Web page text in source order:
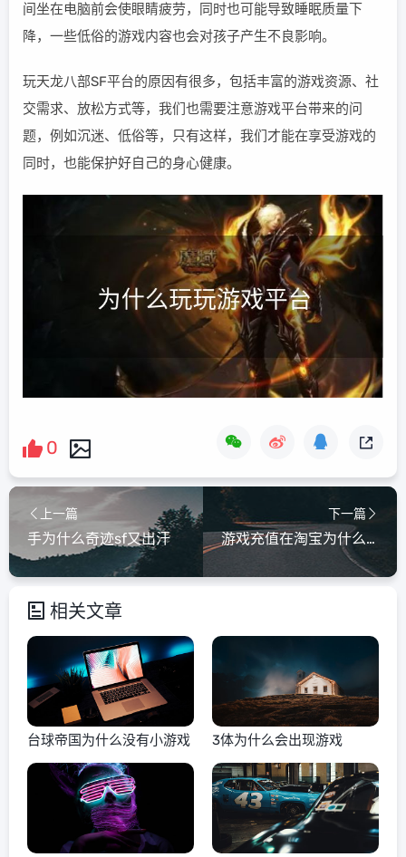
间坐在电脑前会使眼睛疲劳，同时也可能导致睡眠质量下
降，一些低俗的游戏内容也会对孩子产生不良影响。
玩天龙八部SF平台的原因有很多，包括丰富的游戏资源、社
交需求、放松方式等，我们也需要注意游戏平台带来的问
题，例如沉迷、低俗等，只有这样，我们才能在享受游戏的
同时，也能保护好自己的身心健康。
0
上一篇
手为什么奇迹sf又出汗
下一篇
游戏充值在淘宝为什么便宜
相关文章
台球帝国为什么没有小游戏 3体为什么会出现游戏